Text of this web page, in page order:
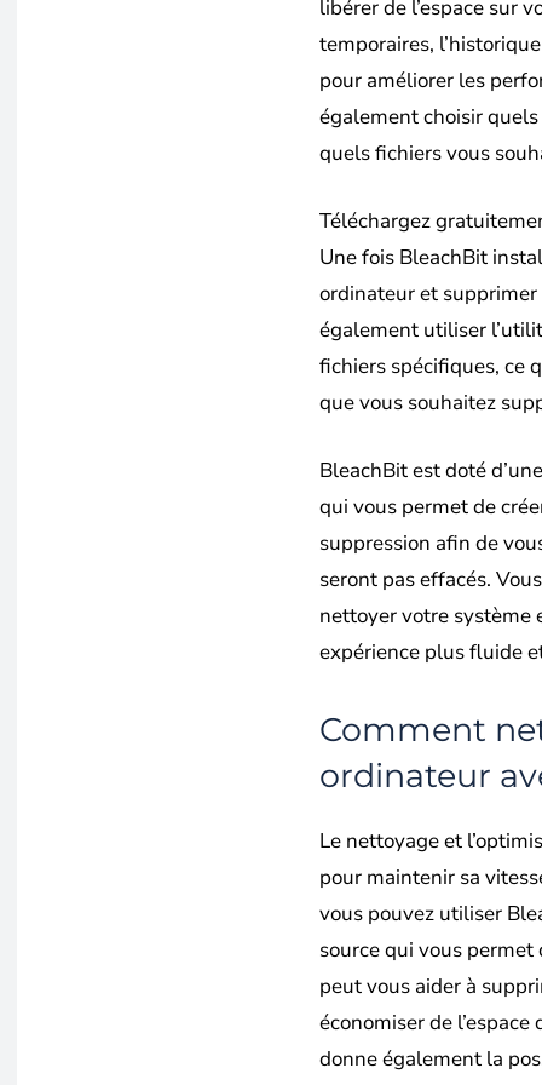
libérer de l’espace sur
temporaires,
pour améliorer les
également choisir
quels fichiers vous
Téléchargez
Une fois BleachBit
ordinateur et
également utiliser
fichiers spécifiques, ce
que vous souhaitez
BleachBit est doté
qui vous permet de
suppression afin de
seront pas effacés.
nettoyer votre système
expérience plus fluide
Comment
ordinateur
Le nettoyage et
pour maintenir sa
vous pouvez utiliser
source qui vous
peut vous aider à
économiser de
donne également la